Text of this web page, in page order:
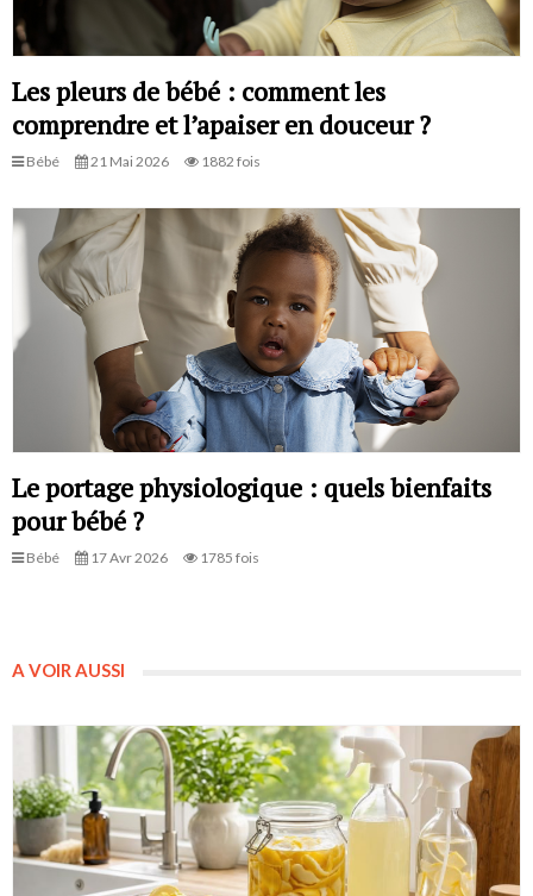
Les pleurs de bébé : comment les
comprendre et l’apaiser en douceur ?
Bébé 21 Mai 2026 1882 fois
Le portage physiologique : quels bienfaits
pour bébé ?
Bébé 17 Avr 2026 1785 fois
A VOIR AUSSI